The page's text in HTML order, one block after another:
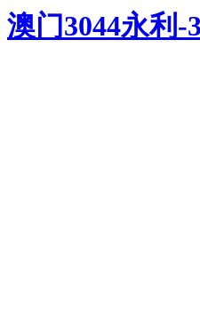
澳门3044永利-